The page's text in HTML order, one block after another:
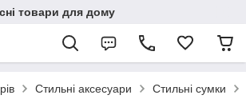
товари для дому
Стильні аксесуари Стильні сумки